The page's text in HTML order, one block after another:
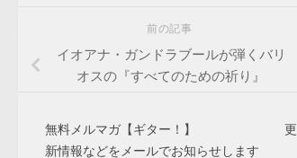
前の記事
イオアナ・ガンドラブールが弾くバリ
オスの『すべてのための祈り』
無料メルマガ【ギター！】 更
新情報などをメールでお知らせします